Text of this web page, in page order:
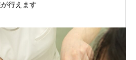
行えます